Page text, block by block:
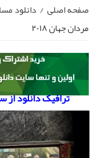
صفحه اصلی / دانلود
مردان جهان ۲۰۱۸
ترافیک دانلود